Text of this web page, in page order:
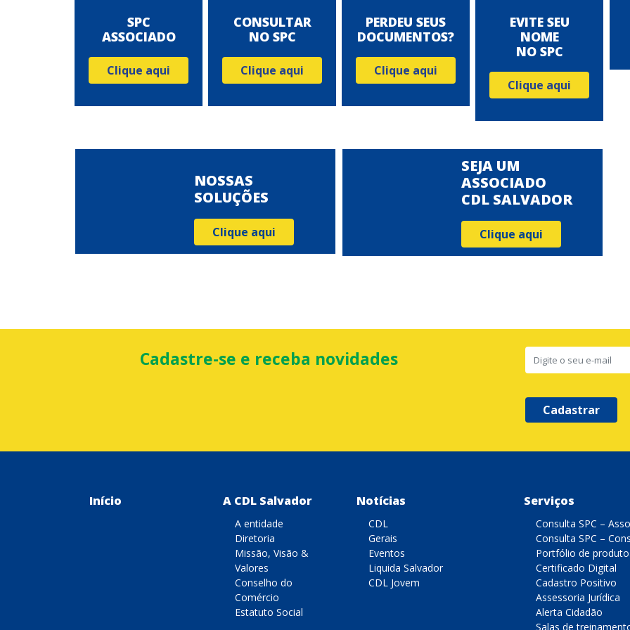
SPC
ASSOCIADO
Clique aqui
CONSULTAR
NO SPC
Clique aqui
PERDEU SEUS
DOCUMENTOS?
Clique aqui
EVITE SEU
NOME
NO SPC
Clique aqui
NOSSAS
SOLUÇÕES
Clique aqui
SEJA UM
ASSOCIADO
CDL SALVADOR
Clique aqui
Cadastre-se e receba novidades
Cadastrar
Início A CDL Salvador
A entidade
Diretoria
Missão, Visão &
Valores
Conselho do
Comércio
Estatuto Social
Notícias
CDL
Gerais
Eventos
Liquida Salvador
CDL Jovem
Serviços
Consulta SPC –
Consulta SPC –
Portfólio de
Certificado Digital
Cadastro Positivo
Assessoria Jurídica
Alerta Cidadão
Salas de